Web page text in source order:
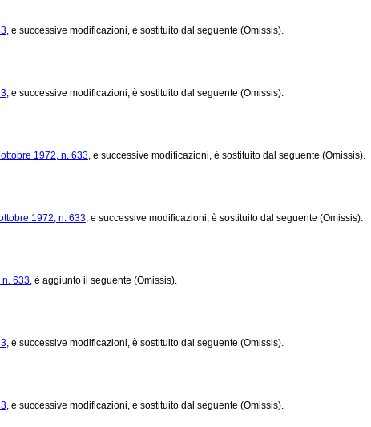
, e successive modificazioni, è sostituito dal seguente (Omissis).
, e successive modificazioni, è sostituito dal seguente (Omissis).
1972, n. 633, e successive modificazioni, è sostituito dal seguente (Omissis).
1972, n. 633, e successive modificazioni, è sostituito dal seguente (Omissis).
n. 633, è aggiunto il seguente (Omissis).
, e successive modificazioni, è sostituito dal seguente (Omissis).
, e successive modificazioni, è sostituito dal seguente (Omissis).